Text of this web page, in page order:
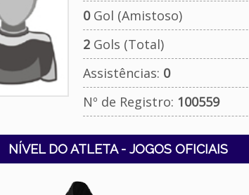
0Gol (Amistoso)
2Gols (Total)
Assistências: 0
Nº de Registro: 100559
NÍVEL DO ATLETA - JOGOS OFICIAIS